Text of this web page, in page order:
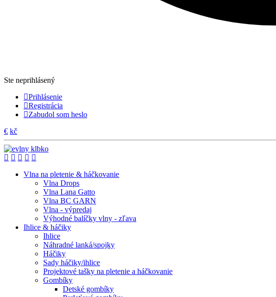
Ste neprihlásený
Prihlásenie
Registrácia
Zabudol som heslo
€ kč
Vlna na pletenie & háčkovanie
Vlna Drops
Vlna Lana Gatto
Vlna BC GARN
Vlna - výpredaj
Výhodné balíčky vlny - zľava
Ihlice & háčiky
Ihlice
Náhradné lanká/spojky
Háčiky
Sady háčiky/ihlice
Projektové tašky na pletenie a háčkovanie
Gombíky
Detské gombíky